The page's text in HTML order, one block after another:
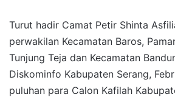
Turut hadir Camat Petir Shinta
perwakilan Kecamatan Baros,
Tunjung Teja dan Kecamatan
Diskominfo Kabupaten Serang,
puluhan para Calon Kafilah